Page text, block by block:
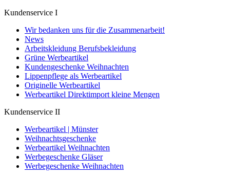
Kundenservice I
Wir bedanken uns für die Zusammenarbeit!
News
Arbeitskleidung Berufsbekleidung
Grüne Werbeartikel
Kundengeschenke Weihnachten
Lippenpflege als Werbeartikel
Originelle Werbeartikel
Werbeartikel Direktimport kleine Mengen
Kundenservice II
Werbeartikel | Münster
Weihnachtsgeschenke
Werbeartikel Weihnachten
Werbegeschenke Gläser
Werbegeschenke Weihnachten